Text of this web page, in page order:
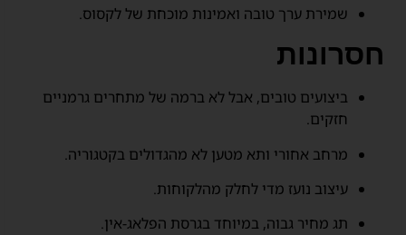
שמירת ערך טובה ואמינות מוכחת של לקסוס.
חסרונות
ביצועים טובים, אבל לא ברמה של מתחרים גרמניים
חזקים.
מרחב אחורי ותא מטען לא מהגדולים בקטגוריה.
עיצוב נועז מדי לחלק מהלקוחות.
תג מחיר גבוה, במיוחד בגרסת הפלאג-אין.